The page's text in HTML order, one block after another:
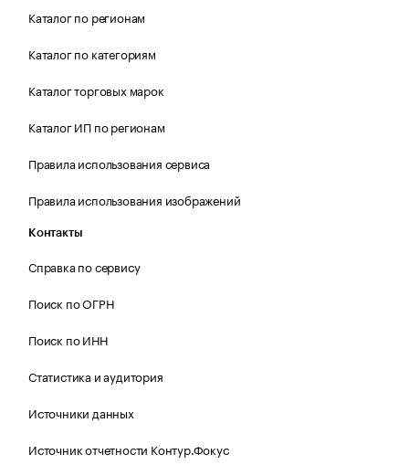
Каталог по регионам
Каталог по категориям
Каталог торговых марок
Каталог ИП по регионам
Правила использования сервиса
Правила использования изображений
Контакты
Справка по сервису
Поиск по ОГРН
Поиск по ИНН
Статистика и аудитория
Источники данных
Источник отчетности Контур.Фокус